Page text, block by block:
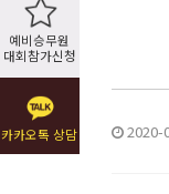
2020-
예비승무원
대회참가신청
카카오톡 상담